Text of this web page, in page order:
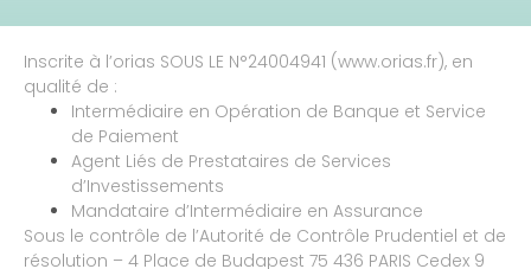
Inscrite à l’orias SOUS LE N°24004941 (www.orias.fr), en
qualité de :
Intermédiaire en Opération de Banque et Service
de Paiement
Agent Liés de Prestataires de Services
d’Investissements
Mandataire d’Intermédiaire en Assurance
Sous le contrôle de l’Autorité de Contrôle Prudentiel et de
résolution – 4 Place de Budapest 75 436 PARIS Cedex 9